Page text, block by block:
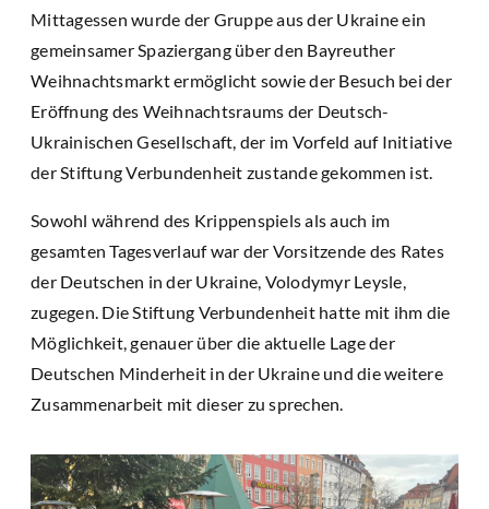
Mittagessen wurde der Gruppe aus der Ukraine ein
gemeinsamer Spaziergang über den Bayreuther
Weihnachtsmarkt ermöglicht sowie der Besuch bei der
Eröffnung des Weihnachtsraums der Deutsch-
Ukrainischen Gesellschaft, der im Vorfeld auf Initiative
der Stiftung Verbundenheit zustande gekommen ist.
Sowohl während des Krippenspiels als auch im
gesamten Tagesverlauf war der Vorsitzende des Rates
der Deutschen in der Ukraine, Volodymyr Leysle,
zugegen. Die Stiftung Verbundenheit hatte mit ihm die
Möglichkeit, genauer über die aktuelle Lage der
Deutschen Minderheit in der Ukraine und die weitere
Zusammenarbeit mit dieser zu sprechen.